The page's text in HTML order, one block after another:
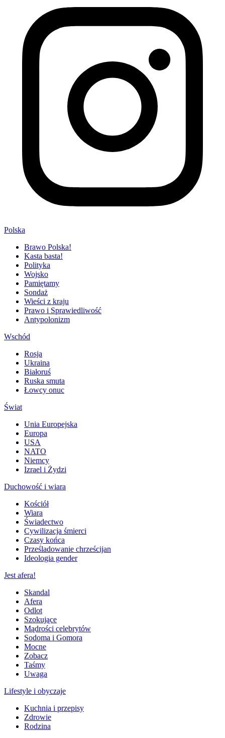
Polska
Brawo Polska!
Kasta basta!
Polityka
Wojsko
Pamiętamy
Sondaż
Wieści z kraju
Prawo i Sprawiedliwość
Antypolonizm
Wschód
Rosja
Ukraina
Białoruś
Ruska smuta
Łowcy onuc
Świat
Unia Europejska
Europa
USA
NATO
Niemcy
Izrael i Żydzi
Duchowość i wiara
Kościół
Wiara
Świadectwo
Cywilizacja śmierci
Czasy końca
Prześladowanie chrześcijan
Ideologia gender
Jest afera!
Skandal
Afera
Odlot
Szokujące
Mądrości celebrytów
Sodoma i Gomora
Mocne
Zobacz
Taśmy
Uwaga
Lifestyle i obyczaje
Kuchnia i przepisy
Zdrowie
Rodzina